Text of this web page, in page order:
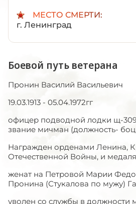
МЕСТО СМЕРТИ:
г. Ленинград
Боевой путь ветерана
Пронин Василий Васильевич
19.03.1913 - 05.04.1972гг
офицер подводной лодки щ-309
звание мичман (должность-
Награжден орденами Ленина,
Отечественной Войны, и
женат на Петровой Марии
Пронина (Стукалова по мужу)
уволен со службы в должности